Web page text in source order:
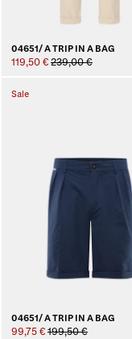
04651/ A TRIP IN A BAG
119,50 € 239,00 €
Sale
04651/ A TRIP IN A BAG
99,75 € 199,50 €